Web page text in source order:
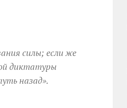
силы; если же
диктатуры
назад».